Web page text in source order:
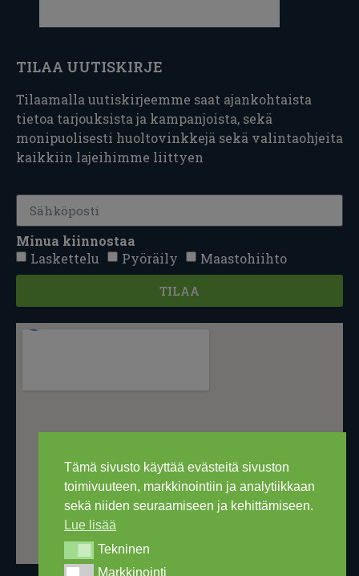
Tämä sivusto käyttää evästeitä sivuston
toimivuuteen, markkinointiin ja analytiikkaan
sekä niiden seuraamiseen ja kehittämiseen.
Lue lisää
TekninenTekninen
MarkkinointiMarkkinointi
TILAA UUTISKIRJE
Tilaamalla uutiskirjeemme saat ajankohtaista
tietoa tarjouksista ja kampanjoista, sekä
monipuolisesti huoltovinkkejä sekä valintaohjeita
kaikkiin lajeihimme liittyen
Minua kiinnostaa
Laskettelu
Pyöräily Maastohiihto
TILAA